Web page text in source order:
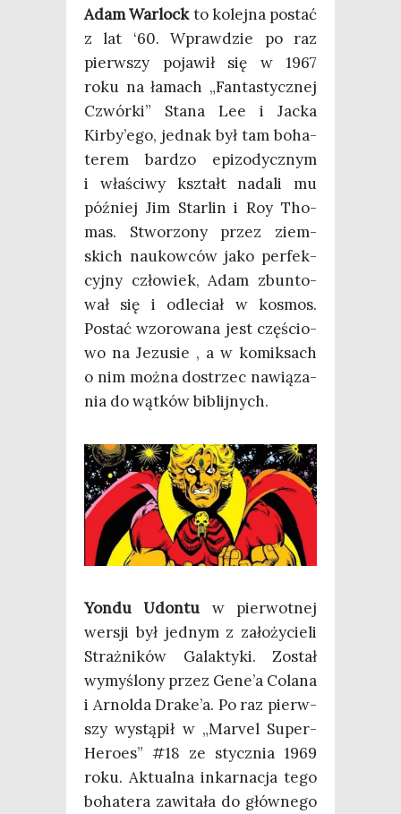
Adam War­lockto kolej­na postać
z lat ‘60. Wpraw­dzie po raz
pierw­szy poja­wił się w 1967
roku na łamach „Fan­ta­stycz­nej
Czwór­ki” Sta­na Lee i Jac­ka
Kirby’ego, jed­nak był tam boha­
te­rem bar­dzo epi­zo­dycz­nym
i wła­ści­wy kształt nada­li mu
póź­niej Jim Star­lin i Roy Tho­
mas. Stwo­rzo­ny przez ziem­
skich naukow­ców jako per­fek­
cyj­ny czło­wiek, Adam zbun­to­
wał się i odle­ciał w kosmos.
Postać wzo­ro­wa­na jest czę­ścio­
wo na Jezu­sie , a w komik­sach
o nim moż­na dostrzec nawią­za­
nia do wąt­ków biblijnych.
Yon­du Udon­tu w pier­wot­nej
wer­sji był jed­nym z zało­ży­cie­li
Straż­ni­ków Galak­ty­ki. Został
wymy­ślo­ny przez Gene’a Cola­na
i Arnol­da Drake’a. Po raz pierw­
szy wystą­pił w „Marvel Super-
Hero­es” #18 ze stycz­nia 1969
roku. Aktu­al­na inkar­na­cja tego
boha­te­ra zawi­ta­ła do głów­ne­go